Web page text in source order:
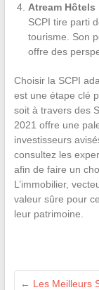
Atream Hôtels
SCPI tire parti
tourisme. Son
offre des
Choisir la SCPI
est une étape clé
soit à travers des
2021 offre une
investisseurs
consultez les
afin de faire un
L’immobilier,
valeur sûre pour
leur patrimoine.
← Les Meilleurs